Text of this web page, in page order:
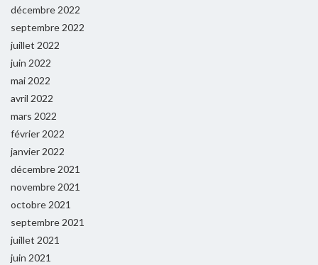
décembre 2022
septembre 2022
juillet 2022
juin 2022
mai 2022
avril 2022
mars 2022
février 2022
janvier 2022
décembre 2021
novembre 2021
octobre 2021
septembre 2021
juillet 2021
juin 2021